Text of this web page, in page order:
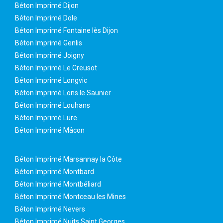
Béton Imprimé Dijon
Béton Imprimé Dole
Béton Imprimé Fontaine lès Dijon
Béton Imprimé Genlis
Béton Imprimé Joigny
Béton Imprimé Le Creusot
Béton Imprimé Longvic
Béton Imprimé Lons le Saunier
Béton Imprimé Louhans
Béton Imprimé Lure
Béton Imprimé Mâcon
Béton Imprimé Marsannay la Côte
Béton Imprimé Montbard
Béton Imprimé Montbéliard
Béton Imprimé Montceau les Mines
Béton Imprimé Nevers